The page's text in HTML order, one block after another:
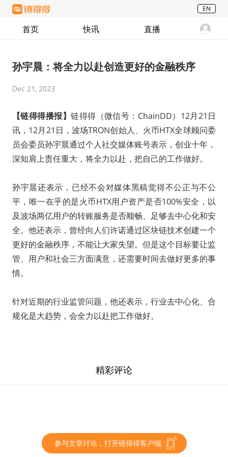
EN
首页 快讯 直播
孙宇晨：将全力以赴创造更好的金融秩序
Dec 21, 2023
【链得得播报】链得得（微信号：ChainDD）12月21日
讯，12月21日，波场TRON创始人、火币HTX全球顾问委
员会委员孙宇晨通过个人社交媒体账号表示，创业十年，
深知肩上责任重大，将全力以赴，把自己的工作做好。
孙宇晨还表示，已经不会对媒体黑稿觉得不公正与不公
平，唯一在乎的是火币HTX用户资产是否100%安全，以
及波场两亿用户的转账服务是否顺畅、足够去中心化和安
全。他还表示，曾经向人们许诺通过区块链技术创建一个
更好的金融秩序，不能让大家失望。但是这个目标要让监
管、用户和社会三方面满意，还需要时间去做好更多的事
情。
针对近期的行业监管问题，他还表示，行业去中心化、合
规化是大趋势，会全力以赴把工作做好。
精彩评论
参与文章讨论，打开链得得客户端